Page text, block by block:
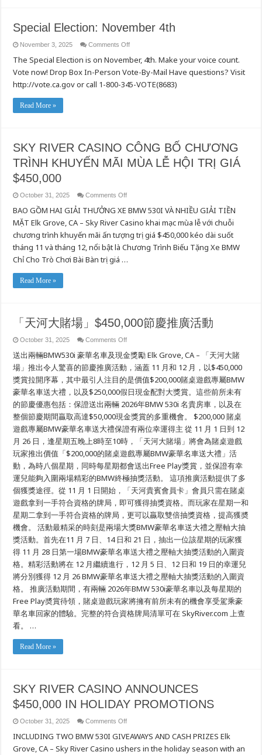
Special Election: November 4th
November 3, 2025 Comments Offon
Election:
November
4th
The Special Election is on November, 4th. Make your voice count.
Vote now! Drop Box In-Person Vote-By-Mail Have questions? Visit
http://vote.ca.gov or call 1-800-345-VOTE(8683)
Read More »
SKY RIVER CASINO CÔNG BỐ CHƯƠNG
TRÌNH KHUYẾN MÃI MÙA LỄ HỘI TRỊ GIÁ
$450,000
October 31, 2025 Comments Offon
RIVER
CASINO
CÔNG
CHƯƠNG
TRÌNH
KHUYẾN
MÙA
BAO GỒM HAI GIẢI THƯỞNG XE BMW 530I VÀ NHIỀU GIẢI TIỀN
MẶT Elk Grove, CA – Sky River Casino khai mạc mùa lễ với chuỗi
chương trình khuyến mãi ấn tượng trị giá $450,000 kéo dài suốt
tháng 11 và tháng 12, nổi bật là Chương Trình Biếu Tặng Xe BMW
Chỉ Cho Trò Chơi Bài Bàn trị giá …
Read More »
「天河大賭場」$450,000節慶推廣活動
October 31, 2025 Comments Offon
河
賭
場」
$450,000
節
慶
推
廣
活
動
送出兩輛BMW530i 豪華名車及現金獎勵 Elk Grove, CA – 「天河大賭
場」推出令人驚喜的節慶推廣活動，涵蓋 11 月和 12 月，以$450,000
獎賞拉開序幕，其中最引人注目的是價值$200,000賭桌遊戲專屬BMW
豪華名車送大禮，以及$250,000假日現金配對大獎賞。這些前所未有
的節慶優惠包括：保證送出兩輛 2026年BMW 530i 名貴房車，以及在
整個節慶期間贏取高達$50,000現金獎賞的多重機會。 $200,000 賭桌
遊戲專屬BMW豪華名車送大禮保證有兩位幸運得主 從 11 月 1 日到 12
月 26 日，逢星期五晚上8時至10時，「天河大賭場」將會為賭桌遊戲
玩家推出價值「$200,000的賭桌遊戲專屬BMW豪華名車送大禮」活
動，為時八個星期，同時每星期都會送出Free Play獎賞，並保證有幸
運兒能夠入圍兩場精彩的BMW終極抽獎活動。 這項推廣活動提供了多
個獲獎途徑。從 11 月 1 日開始，「天河貴賓會員卡」會員只需在賭桌
遊戲拿到一手符合資格的牌局，即可獲得抽獎資格。而玩家在星期一和
星期二拿到一手符合資格的牌局，更可以贏取雙倍抽獎資格，提高獲奬
機會。 活動最精采的時刻是兩場大獎BMW豪華名車送大禮之壓軸大抽
獎活動。首先在11 月 7 日、14 日和 21 日，抽出一位該星期的玩家獲
得 11 月 28 日第一場BMW豪華名車送大禮之壓軸大抽獎活動的入圍資
格。精彩活動將在 12 月繼續進行，12 月 5 日、12 日和 19 日的幸運兒
將分別獲得 12 月 26 BMW豪華名車送大禮之壓軸大抽獎活動的入圍資
格。 推廣活動期間，有兩輛 2026年BMW 530i豪華名車以及每星期的
Free Play奬賞待領，賭桌遊戲玩家將擁有前所未有的機會享受駕乘豪
華名車回家的體驗。完整的符合資格牌局清單可在 SkyRiver.com 上查
看。 …
Read More »
SKY RIVER CASINO ANNOUNCES
$450,000 IN HOLIDAY PROMOTIONS
October 31, 2025 Comments Offon
RIVER
CASINO
ANNOUNCES
INCLUDING TWO BMW 530I GIVEAWAYS AND CASH PRIZES Elk
Grove, CA – Sky River Casino ushers in the holiday season with an